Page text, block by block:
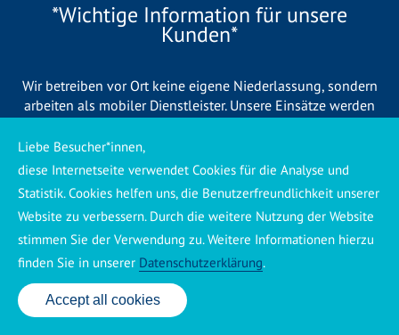
*Wichtige Information für unsere
Kunden*
Wir betreiben vor Ort keine eigene Niederlassung, sondern
arbeiten als mobiler Dienstleister. Unsere Einsätze werden
regionale Partnerbetriebe durchgeführt. Dadurch können wir
eine schnelle Verfügbarkeit und einen zuverlässigen 24/7-
Service sicherstellen. Sollte kein eigener Mitarbeiter
unmittelbar verfügbar sein, übernehmen Partnerbetriebe aus
Ihrer Region den Auftrag. Alle eingesetzten Betriebe sind
verpflichtet, Sie vor Beginn der Arbeiten transparent über die
voraussichtlichen Kosten zu informieren und ortsübliche
Preise zu berechnen.
24 Std. Service: ✆ 0176 160 517 86
Accept all cookies
Liebe Besucher*innen,
diese Internetseite verwendet Cookies für die Analyse und
Statistik. Cookies helfen uns, die Benutzerfreundlichkeit unserer
Website zu verbessern. Durch die weitere Nutzung der Website
stimmen Sie der Verwendung zu. Weitere Informationen hierzu
finden Sie in unserer Datenschutzerklärung.